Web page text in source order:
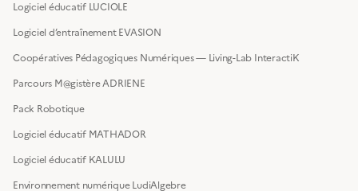
Logiciel éducatif LUCIOLE
Logiciel d’entraînement EVASION
Coopératives Pédagogiques Numériques — Living-Lab InteractiK
Parcours M@gistère ADRIENE
Pack Robotique
Logiciel éducatif MATHADOR
Logiciel éducatif KALULU
Environnement numérique LudiAlgebre